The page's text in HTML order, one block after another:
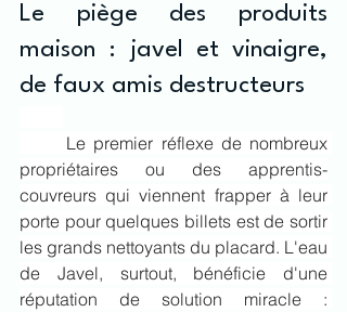
Le piège des produits
maison : javel et vinaigre,
de faux amis destructeurs
propriétaires ou des apprentis-
couvreurs qui viennent frapper à leur
porte pour quelques billets est de sortir
les grands nettoyants du placard. L'eau
de Javel, surtout, bénéficie d'une
réputation de solution miracle :